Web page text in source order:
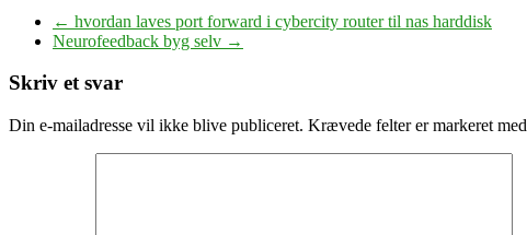
← hvordan laves port forward i cybercity router til nas harddisk
Neurofeedback byg selv →
Skriv et svar
Din e-mailadresse vil ikke blive publiceret. Krævede felter er markeret med